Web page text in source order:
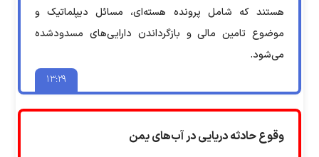
۱۳:۲۹
هستند که شامل پرونده هسته‌ای، مسائل دیپلماتیک و
موضوع تامین مالی و بازگرداندن دارایی‌های مسدودشده
می‌شود.
وقوع حادثه دریایی در آب‌های یمن